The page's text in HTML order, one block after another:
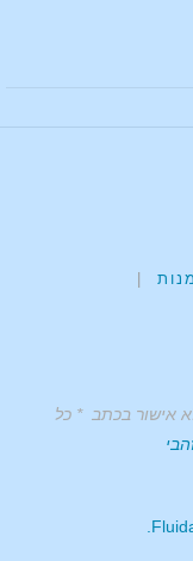
אישור בכתב * כל